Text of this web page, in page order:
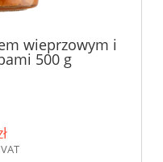
wieprzowym i
500 g